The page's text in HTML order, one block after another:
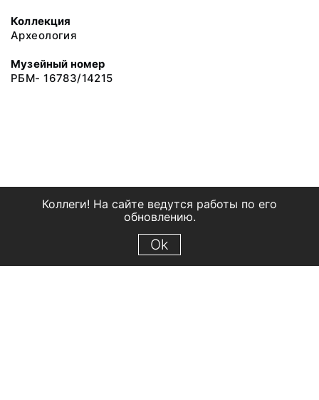
Коллекция
Археология
Музейный номер
РБМ- 16783/14215
Коллеги! На сайте ведутся работы по его
обновлению.
Ok